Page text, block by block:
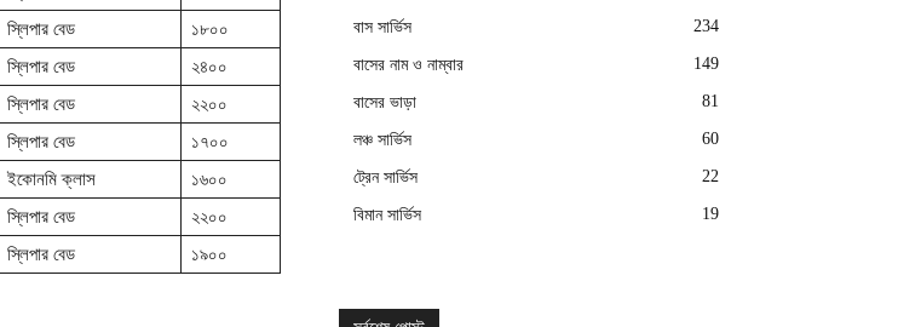
স্লিপার বেড
১৮০০
স্লিপার বেড
২৪০০
স্লিপার বেড
২২০০
স্লিপার বেড
১৭০০
ইকোনমি ক্লাস
১৬০০
স্লিপার বেড
২২০০
স্লিপার বেড ১৯০০
বাস সার্ভিস 234
বাসের নাম ও নাম্বার 149
বাসের ভাড়া 81
লঞ্চ সার্ভিস 60
ট্রেন সার্ভিস 22
বিমান সার্ভিস 19